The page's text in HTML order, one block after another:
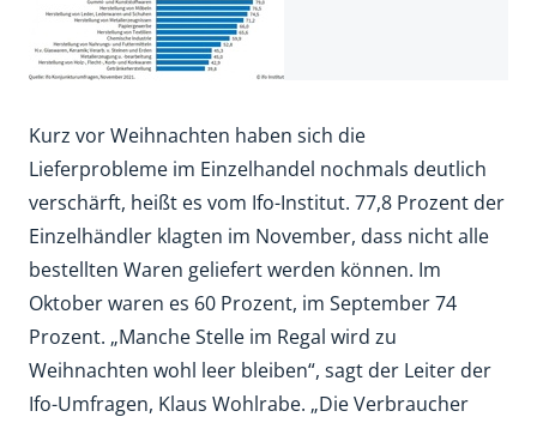
Kurz vor Weihnachten haben sich die
Lieferprobleme im Einzelhandel nochmals deutlich
verschärft, heißt es vom Ifo-Institut. 77,8 Prozent der
Einzelhändler klagten im November, dass nicht alle
bestellten Waren geliefert werden können. Im
Oktober waren es 60 Prozent, im September 74
Prozent. „Manche Stelle im Regal wird zu
Weihnachten wohl leer bleiben“, sagt der Leiter der
Ifo-Umfragen, Klaus Wohlrabe. „Die Verbraucher